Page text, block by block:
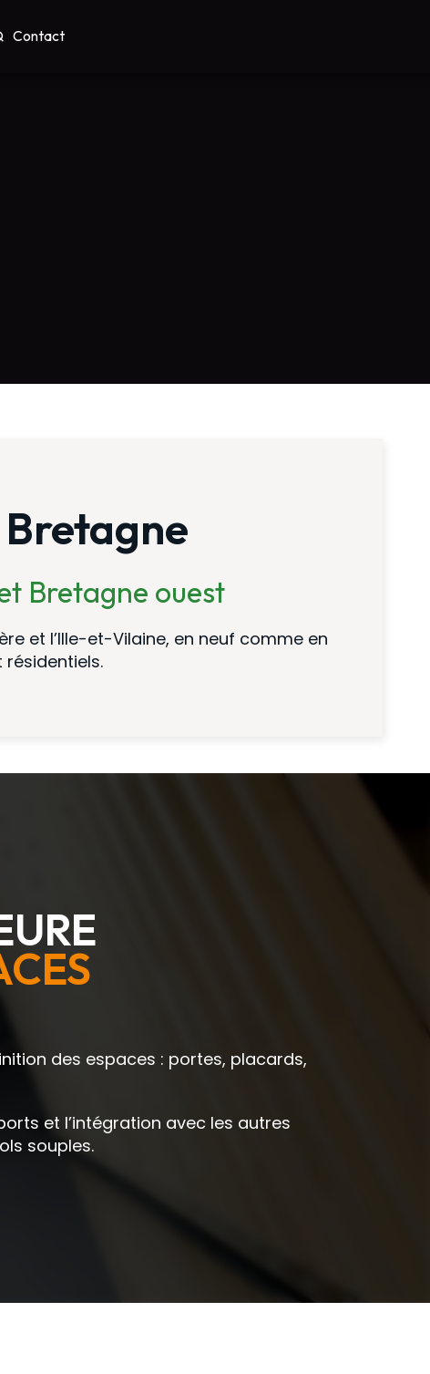
Contact
Bretagne ouest
et l’Ille-et-Vilaine, en neuf comme en
des espaces : portes, placards,
et l’intégration avec les autres
souples.